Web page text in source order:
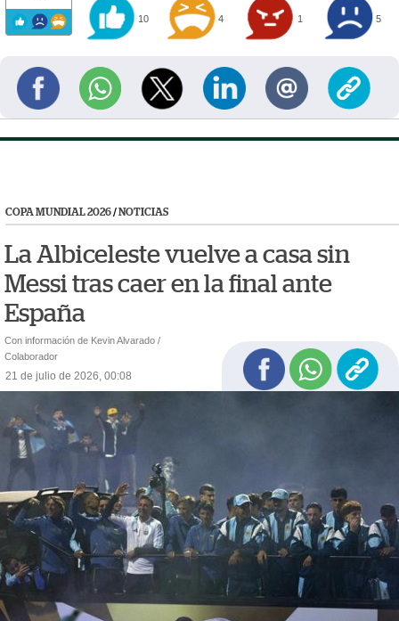
10 4 1 5
COPA MUNDIAL 2026/NOTICIAS
La Albiceleste vuelve a casa sin
Messi tras caer en la final ante
España
Con información de Kevin Alvarado /
Colaborador
21 de julio de 2026, 00:08